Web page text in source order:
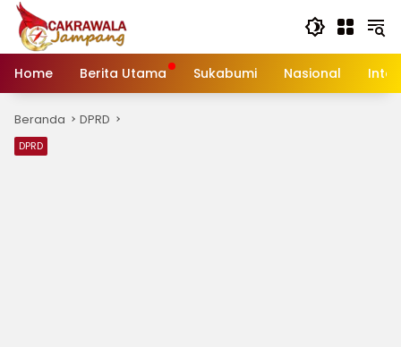
Langsung
konten
Home
Berita Utama Sukabumi Nasional
Beranda DPRD
DPRD